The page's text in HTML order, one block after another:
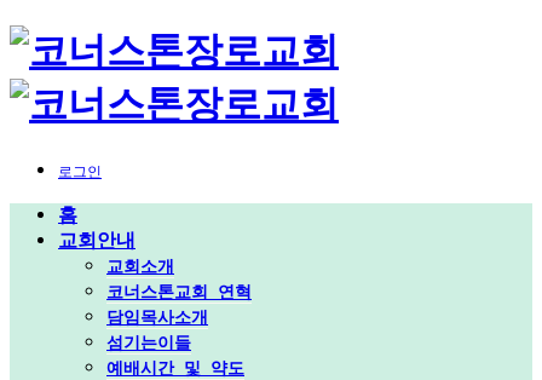
로그인
홈
교회안내
교회소개
코너스톤교회 연혁
담임목사소개
섬기는이들
예배시간 및 약도